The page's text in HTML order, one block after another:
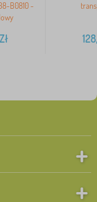
B0810 -
Zł